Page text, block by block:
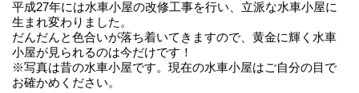
平成27年には水車小屋の改修工事を行い、立派な水車小屋に
生まれ変わりました。
だんだんと色合いが落ち着いてきますので、黄金に輝く水車
小屋が見られるのは今だけです！
※写真は昔の水車小屋です。現在の水車小屋はご自分の目で
お確かめください。